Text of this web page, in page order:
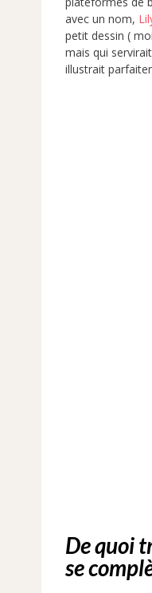
avec un nom,
petit dessin (
mais qui
illustrait
De quoi
se